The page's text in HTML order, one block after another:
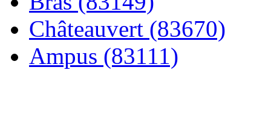
Châteauvert (83670)
Ampus (83111)